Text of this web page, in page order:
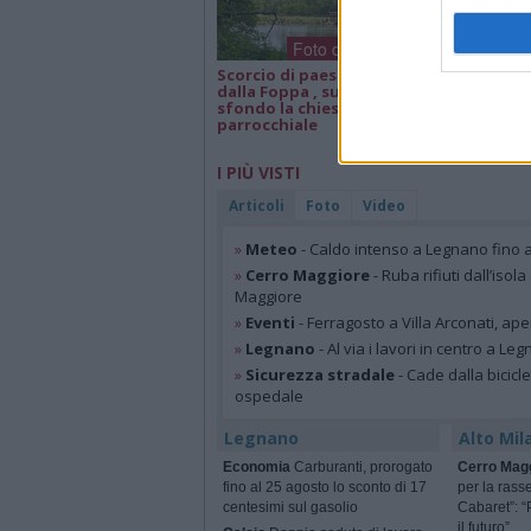
Foto dei lettori
Scorcio di paesaggio
dalla Foppa , sullo
sfondo la chiesa
parrocchiale
Isa e Lele 50
I PIÙ VISTI
Articoli Foto Video
» Meteo - Caldo intenso a Legnano fino
» Cerro Maggiore- Ruba rifiuti
Maggiore
» Eventi - Ferragosto a Villa Arconati,
» Legnano - Al via i lavori in centro a
» Sicurezza stradale- Cade dalla
ospedale
Legnano
Economia Carburanti, prorogato
fino al 25 agosto lo sconto di 17
centesimi sul gasolio
Alto
Cerro
per la
Cabaret”: